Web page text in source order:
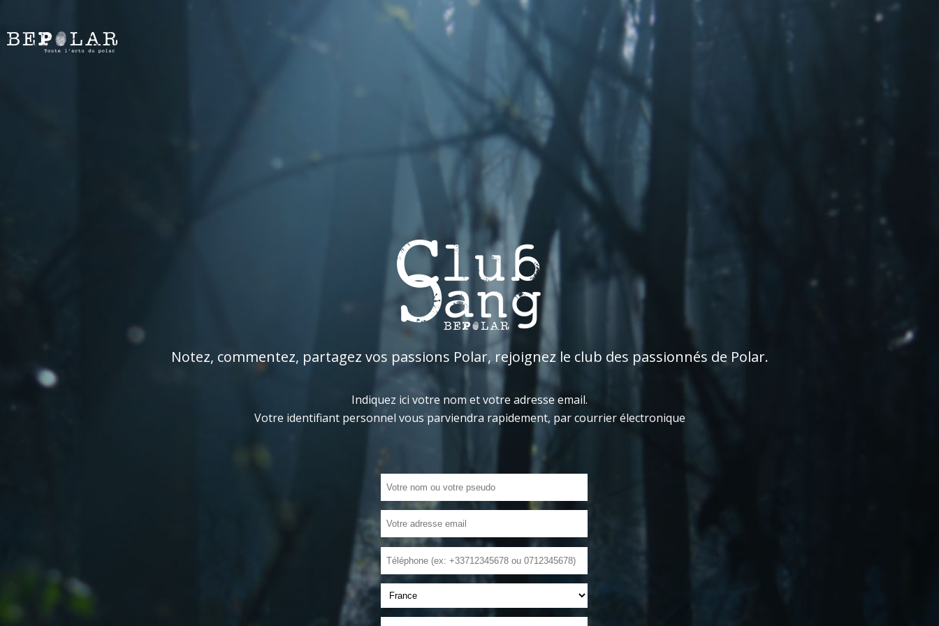
Notez, commentez, partagez vos passions Polar, rejoignez le club des passionnés de Polar.
Indiquez ici votre nom et votre adresse email.
Votre identifiant personnel vous parviendra rapidement, par courrier électronique